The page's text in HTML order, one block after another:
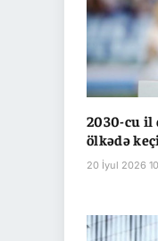
2030-cu il
ölkədə
20 İyul 2026